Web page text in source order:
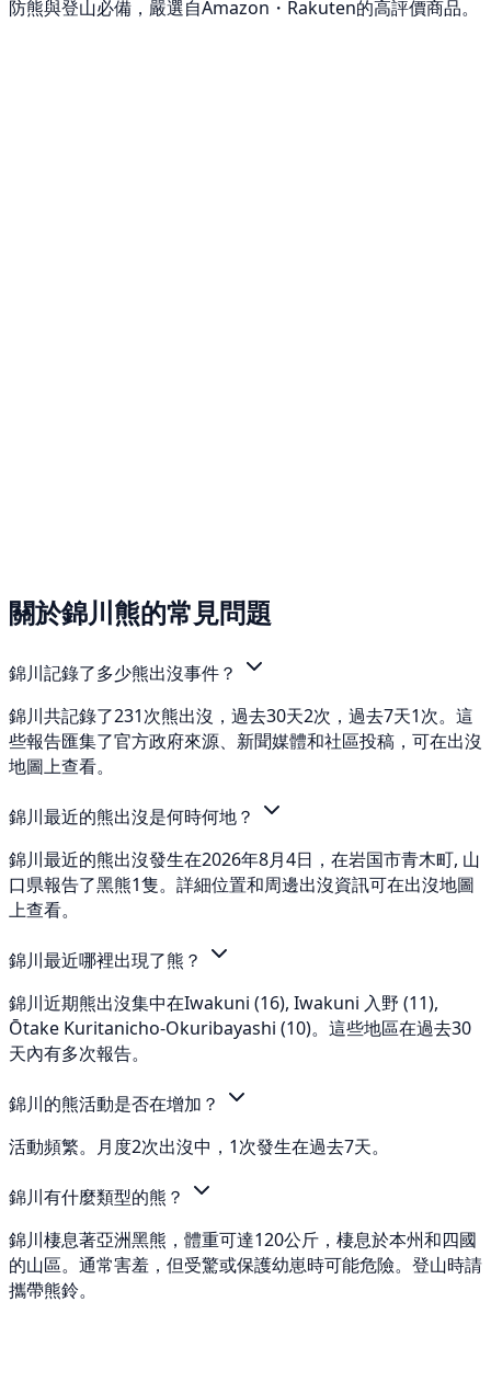
防熊與登山必備，嚴選自Amazon・Rakuten的高評價商品。
關於錦川熊的常見問題
錦川記錄了多少熊出沒事件？
錦川共記錄了231次熊出沒，過去30天2次，過去7天1次。這
些報告匯集了官方政府來源、新聞媒體和社區投稿，可在出沒
地圖上查看。
錦川最近的熊出沒是何時何地？
錦川最近的熊出沒發生在2026年8月4日，在岩国市青木町, 山
口県報告了黑熊1隻。詳細位置和周邊出沒資訊可在出沒地圖
上查看。
錦川最近哪裡出現了熊？
錦川近期熊出沒集中在Iwakuni (16), Iwakuni 入野 (11),
Ōtake Kuritanicho-Okuribayashi (10)。這些地區在過去30
天內有多次報告。
錦川的熊活動是否在增加？
活動頻繁。月度2次出沒中，1次發生在過去7天。
錦川有什麼類型的熊？
錦川棲息著亞洲黑熊，體重可達120公斤，棲息於本州和四國
的山區。通常害羞，但受驚或保護幼崽時可能危險。登山時請
攜帶熊鈴。